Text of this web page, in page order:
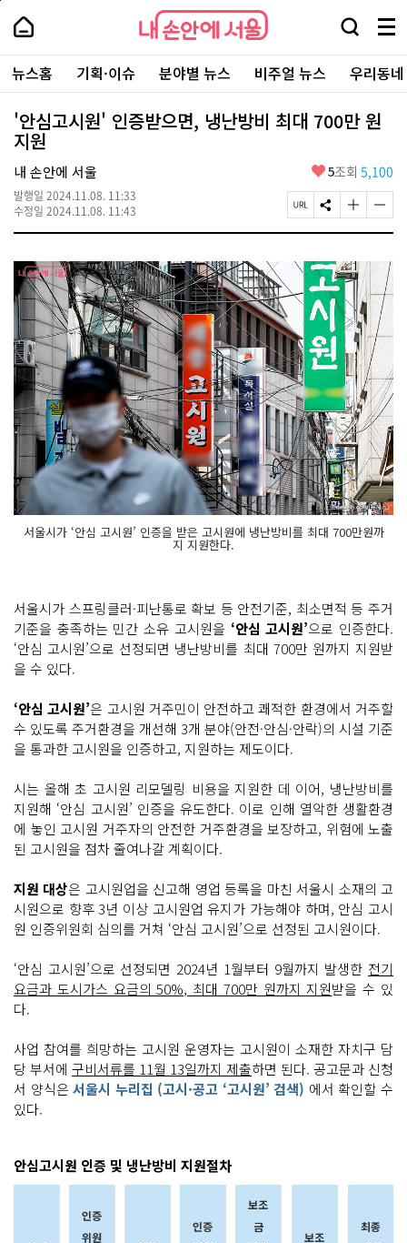
본
로
가
내
손
안
에
서
울
-
서
울
시
대
표
소
통
포
내
손
에
울
검
창
열
기
메
뉴
전
체
보
주
요
서
뉴스홈 기획·이슈 분야별 뉴스 비주얼 뉴스 우리동
'안심고시원' 인증받으면, 냉난방비 최대 700만 원
지원
내 손안에 서울
발행일 2024.11.08. 11:33
수정일 2024.11.08. 11:43
좋
요
5조회 5,100
페
이
U
R
L
복
사
S
N
공
유
하
기
글
자
기
크
게
변
경
하
기
글
자
기
작
게
변
경
하
기
서울시가 ‘안심 고시원’ 인증을 받은 고시원에 냉난방비를 최대 700만원까
지 지원한다.
서울시가 스프링클러·피난통로 확보 등 안전기준, 최소면적 등 주거
기준을 충족하는 민간 소유 고시원을 ‘안심 고시원’으로 인증한다.
‘안심 고시원’으로 선정되면 냉난방비를 최대 700만 원까지 지원받
을 수 있다.
‘안심 고시원’은 고시원 거주민이 안전하고 쾌적한 환경에서 거주할
수 있도록 주거환경을 개선해 3개 분야(안전·안심·안락)의 시설 기준
을 통과한 고시원을 인증하고, 지원하는 제도이다.
시는 올해 초 고시원 리모델링 비용을 지원한 데 이어, 냉난방비를
지원해 ‘안심 고시원’ 인증을 유도한다. 이로 인해 열악한 생활환경
에 놓인 고시원 거주자의 안전한 거주환경을 보장하고, 위험에 노출
된 고시원을 점차 줄여나갈 계획이다.
지원 대상은 고시원업을 신고해 영업 등록을 마친 서울시 소재의 고
시원으로 향후 3년 이상 고시원업 유지가 가능해야 하며, 안심 고시
원 인증위원회 심의를 거쳐 ‘안심 고시원’으로 선정된 고시원이다.
‘안심 고시원’으로 선정되면 2024년 1월부터 9월까지 발생한 전기
요금과 도시가스 요금의 50%, 최대 700만 원까지 지원받을 수 있
다.
사업 참여를 희망하는 고시원 운영자는 고시원이 소재한 자치구 담
당 부서에 구비서류를 11월 13일까지 제출하면 된다. 공고문과 신청
서 양식은서울시 누리집 (고시·공고 ‘고시원’ 검색) 에서 확인할 수
있다.
안심고시원 인증 및 냉난방비 지원절차
인증
위원
인증
보조
금
보조
최종
페
상
단
로